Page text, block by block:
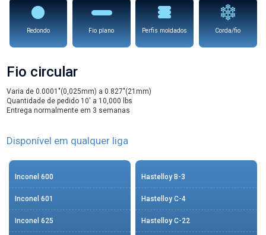
Redondo Fio plano Perfis moldados Corda/fio
Fio circular
Varia de 0.0001″(0,025mm) a 0.827″(21mm)
Quantidade de pedido 10′ a 10,000 lbs
Entrega normalmente em 3 semanas
Disponível em qualquer liga
Inconel 600
Inconel 601
Inconel 625
Hastelloy B-3
Hastelloy C-4
Hastelloy C-22